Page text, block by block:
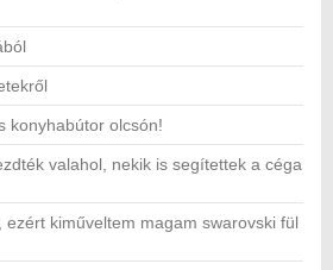
konyhabútor olcsón!
valahol, nekik is segítettek a céga
ezért kiműveltem magam swarovski fül